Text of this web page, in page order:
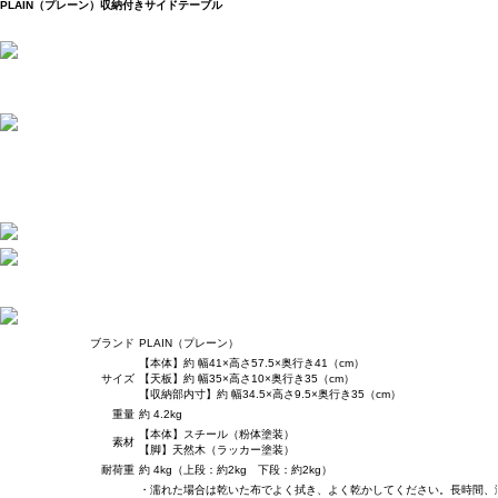
PLAIN（プレーン）収納付きサイドテーブル
ブランド PLAIN（プレーン）
サイズ
【本体】約 幅41×高さ57.5×奥行き41（cm）
【天板】約 幅35×高さ10×奥行き35（cm）
【収納部内寸】約 幅34.5×高さ9.5×奥行き35（cm）
重量 約 4.2kg
素材
【本体】スチール（粉体塗装）
【脚】天然木（ラッカー塗装）
耐荷重 約 4kg（上段：約2kg 下段：約2kg）
・濡れた場合は乾いた布でよく拭き、よく乾かしてください。長時間